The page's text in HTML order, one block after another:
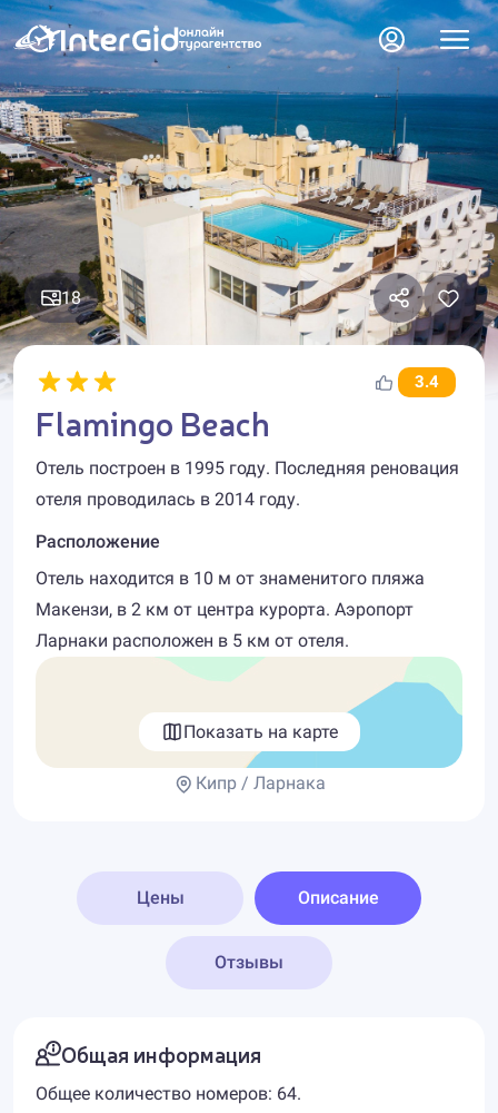
18
3.4
Flamingo Beach
Отель построен в 1995 году. Последняя реновация
отеля проводилась в 2014 году.
Расположение
Отель находится в 10 м от знаменитого пляжа
Макензи, в 2 км от центра курорта. Аэропорт
Ларнаки расположен в 5 км от отеля.
Показать на карте
Кипр / Ларнака
Цены Описание
Отзывы
Общая информация
Общее количество номеров: 64.